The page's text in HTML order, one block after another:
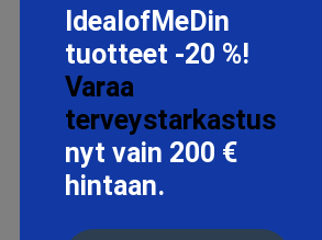
19.95 EUR
IdealofMeDin
tuotteet -20 %!
Varaa
terveystarkastus
nyt vain 200 €
hintaan.